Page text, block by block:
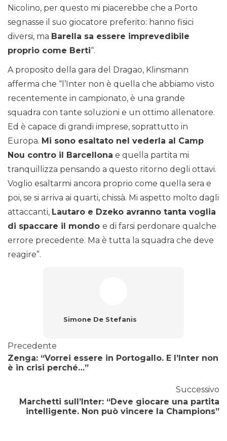
Nicolino, per questo mi piacerebbe che a Porto
segnasse il suo giocatore preferito: hanno fisici
diversi, ma Barella sa essere imprevedibile
proprio come Berti“.
A proposito della gara del Dragao, Klinsmann
afferma che “l’Inter non è quella che abbiamo visto
recentemente in campionato, è una grande
squadra con tante soluzioni e un ottimo allenatore.
Ed è capace di grandi imprese, soprattutto in
Europa. Mi sono esaltato nel vederla al Camp
Nou contro il Barcellona e quella partita mi
tranquillizza pensando a questo ritorno degli ottavi.
Voglio esaltarmi ancora proprio come quella sera e
poi, se si arriva ai quarti, chissà. Mi aspetto molto dagli
attaccanti, Lautaro e Dzeko avranno tanta voglia
di spaccare il mondo e di farsi perdonare qualche
errore precedente. Ma è tutta la squadra che deve
reagire”.
Simone De Stefanis
Precedente
Zenga: “Vorrei essere in Portogallo. E l’Inter non
è in crisi perché…”
Successivo
Marchetti sull’Inter: “Deve giocare una partita
intelligente. Non può vincere la Champions”